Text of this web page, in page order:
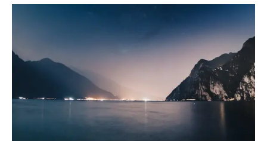
dell’Italia, tra Trentino, Lombardia e Veneto. Conosco bene la